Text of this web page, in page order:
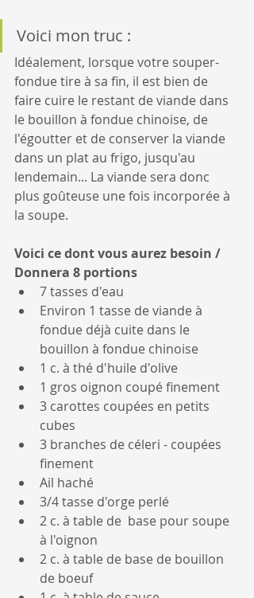
Voici mon truc :
Idéalement, lorsque votre souper-
fondue tire à sa fin, il est bien de
faire cuire le restant de viande dans
le bouillon à fondue chinoise, de
l'égoutter et de conserver la viande
dans un plat au frigo, jusqu'au
lendemain... La viande sera donc
plus goûteuse une fois incorporée à
la soupe.
Voici ce dont vous aurez besoin /
Donnera 8 portions
7 tasses d'eau
Environ 1 tasse de viande à
fondue déjà cuite dans le
bouillon à fondue chinoise
1 c. à thé d'huile d'olive
1 gros oignon coupé finement
3 carottes coupées en petits
cubes
3 branches de céleri - coupées
finement
Ail haché
3/4 tasse d'orge perlé
2 c. à table de  base pour soupe
à l'oignon
2 c. à table de base de bouillon
de boeuf